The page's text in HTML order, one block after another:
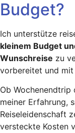
Budget?
Ich unterstütze
kleinem Budget
Wunschreise zu
vorbereitet und mit
Ob Wochenendtrip
meiner Erfahrung,
Reiseleidenschaft
versteckte Kosten